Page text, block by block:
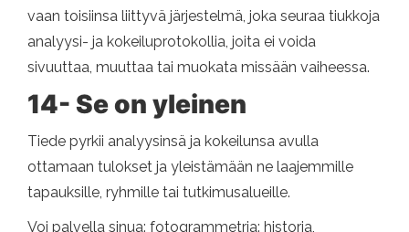
vaan toisiinsa liittyvä järjestelmä, joka seuraa tiukkoja
analyysi- ja kokeiluprotokollia, joita ei voida
sivuuttaa, muuttaa tai muokata missään vaiheessa.
14- Se on yleinen
Tiede pyrkii analyysinsä ja kokeilunsa avulla
ottamaan tulokset ja yleistämään ne laajemmille
tapauksille, ryhmille tai tutkimusalueille.
Voi palvella sinua: fotogrammetria: historia,